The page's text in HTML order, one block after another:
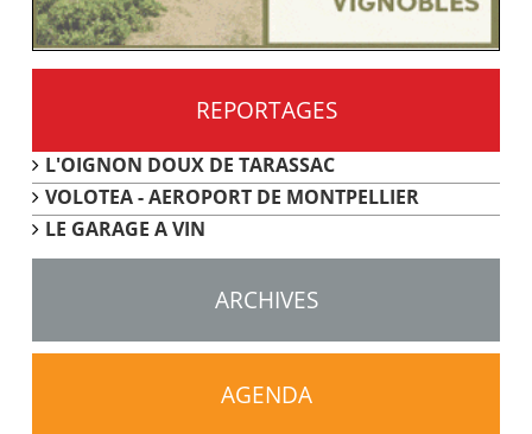
REPORTAGES
L'OIGNON DOUX DE TARASSAC
VOLOTEA - AEROPORT DE MONTPELLIER
LE GARAGE A VIN
ARCHIVES
AGENDA